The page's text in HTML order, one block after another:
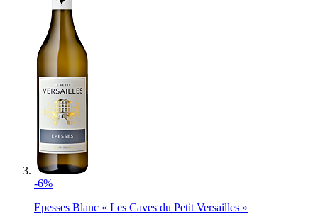
-6%
Epesses Blanc « Les Caves du Petit Versailles »